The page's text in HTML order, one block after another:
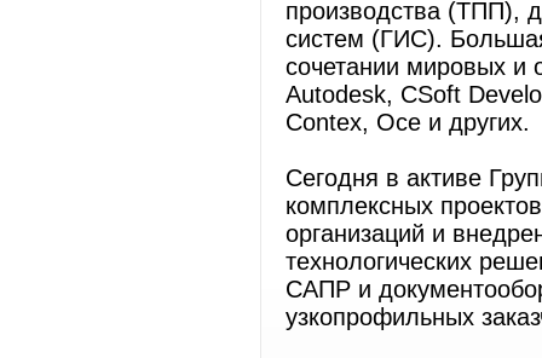
производства (ТПП),
систем (ГИС).
сочетании мировых и
Autodesk, CSoft
Contex, Oce и других.
Сегодня в активе
комплексных
организаций и
технологических
САПР и
узкопрофильных